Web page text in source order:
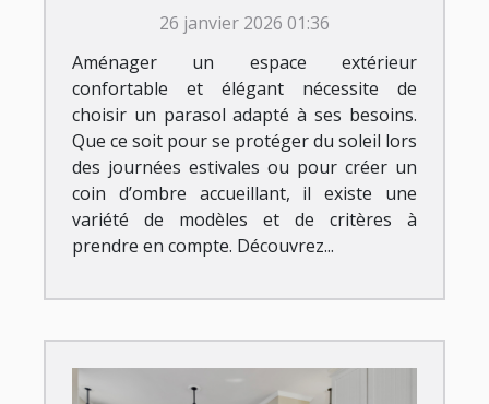
26 janvier 2026 01:36
Aménager un espace extérieur
confortable et élégant nécessite de
choisir un parasol adapté à ses besoins.
Que ce soit pour se protéger du soleil lors
des journées estivales ou pour créer un
coin d’ombre accueillant, il existe une
variété de modèles et de critères à
prendre en compte. Découvrez...